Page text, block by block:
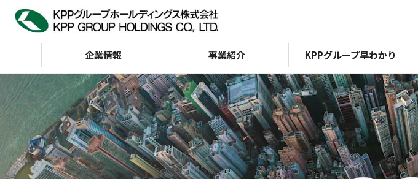
企業情報
トップメッセージ KPP GROUP WAY KPPグループ憲章 会社概要
会社案内
企業情報 事業紹介 KPPグループ早わかり
IR情報
経営方針
株主・投資家の皆様へ
財務・業績
財務ハイライト（通期）
IRライブラリ
決算短信
サステナビリティ
サステナビリティビジョン サステナビリティマネジメント ESGデータ
G（ガバナンス）
インデックス 認証 イニシアチブ